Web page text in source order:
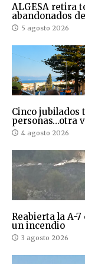
ALGESA retira
abandonados
5 agosto 2026
Cinco jubilados
personas…otra
4 agosto 2026
Reabierta la A-
un incendio
3 agosto 2026